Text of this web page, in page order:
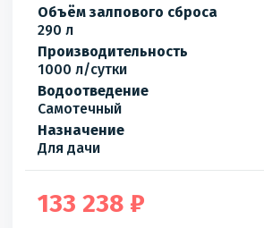
Объём залпового сброса
290 л
Производительность
1000 л/сутки
Водоотведение
Самотечный
Назначение
Для дачи
133 238 ₽